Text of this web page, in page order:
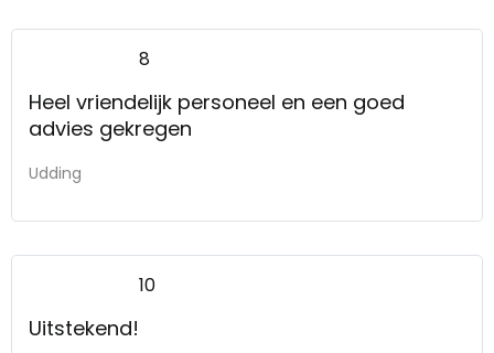
8
Heel vriendelijk personeel en een goed
advies gekregen
Udding
10
Uitstekend!